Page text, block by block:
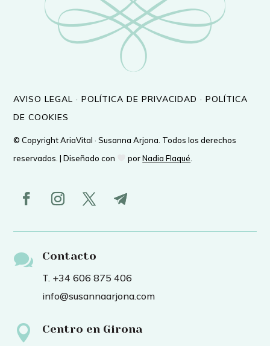
AVISO LEGAL ·POLÍTICA DE PRIVACIDAD ·POLÍTICA
DE COOKIES
© Copyright AriaVital · Susanna Arjona. Todos los derechos
reservados. | Diseñado con
porNadia Flaqué

Contacto
T. +34 606 875 406
info@susannaarjona.com

Centro en Girona